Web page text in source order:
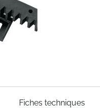
Fiches techniques